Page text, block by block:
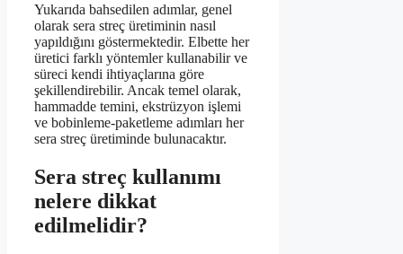
Yukarıda bahsedilen adımlar, genel
olarak sera streç üretiminin nasıl
yapıldığını göstermektedir. Elbette her
üretici farklı yöntemler kullanabilir ve
süreci kendi ihtiyaçlarına göre
şekillendirebilir. Ancak temel olarak,
hammadde temini, ekstrüzyon işlemi
ve bobinleme-paketleme adımları her
sera streç üretiminde bulunacaktır.
Sera streç kullanımı
nelere dikkat
edilmelidir?